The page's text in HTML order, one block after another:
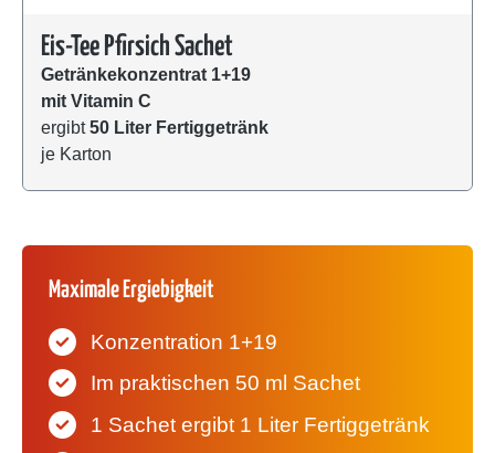
Eis-Tee Pfirsich Sachet
Getränkekonzentrat 1+19
mit Vitamin C
ergibt50 Liter Fertiggetränk
je Karton
Maximale Ergiebigkeit
Konzentration 1+19
Im praktischen 50 ml Sachet
1 Sachet ergibt 1 Liter Fertiggetränk